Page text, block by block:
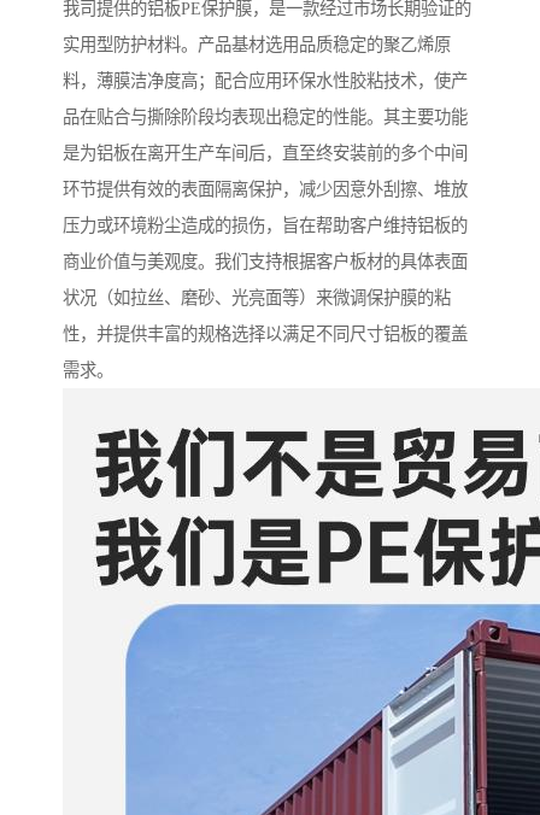
我司提供的铝板PE保护膜，是一款经过市场长期验证的
实用型防护材料。产品基材选用品质稳定的聚乙烯原
料，薄膜洁净度高；配合应用环保水性胶粘技术，使产
品在贴合与撕除阶段均表现出稳定的性能。其主要功能
是为铝板在离开生产车间后，直至终安装前的多个中间
环节提供有效的表面隔离保护，减少因意外刮擦、堆放
压力或环境粉尘造成的损伤，旨在帮助客户维持铝板的
商业价值与美观度。我们支持根据客户板材的具体表面
状况（如拉丝、磨砂、光亮面等）来微调保护膜的粘
性，并提供丰富的规格选择以满足不同尺寸铝板的覆盖
需求。